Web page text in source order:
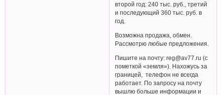
второй год: 240 тыс. руб., третий
и последующий 360 тыс. руб. в
год.
Возможна продажа, обмен.
Рассмотрю любые предложения.
Пишите на почту: reg@av77.ru (с
пометкой «земля»). Нахожусь за
границей, телефон не всегда
работает. По запросу на почту
вышлю больше информации и